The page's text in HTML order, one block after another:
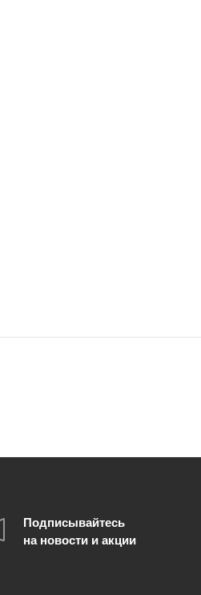
Подписывайтесь
на новости и акции